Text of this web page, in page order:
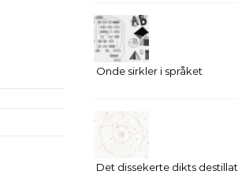
Onde sirkler i språket
Det dissekerte dikts destillat